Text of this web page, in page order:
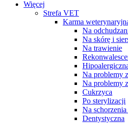
Więcej
Strefa VET
Karma
Na
Na skórę i
Na trawienie
Na problemy
Na problemy
Cukrzyca
Po sterylizacji
Na
Dentystyczna